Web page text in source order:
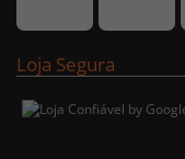
Loja Segura